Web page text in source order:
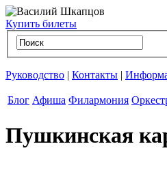
Купить билеты
Руководство | Контакты |
Блог Афиша Филармония
Пушкинская